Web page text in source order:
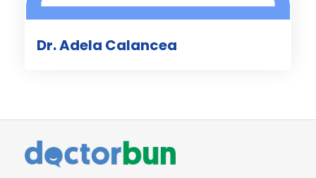
Dr. Adela Calancea